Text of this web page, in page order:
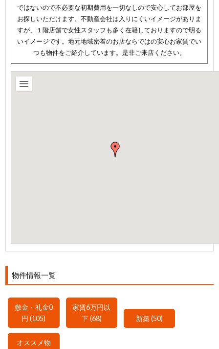
ではないので不必要な初期費用を一切なしので安心してお部屋を
お探しいただけます。不動産会社は入りにくいイメージがありま
すが、１階店舗で女性スタッフも多く在籍しておりますので明る
いイメージです。地元地域密着のお店ならではの安心お家賃でい
つも物件をご紹介しています。是非ご来店ください。
物件情報一覧
敷金・礼金0
円 (105)
家賃6万円以
下 (68)
新築 (50)
オススメ物